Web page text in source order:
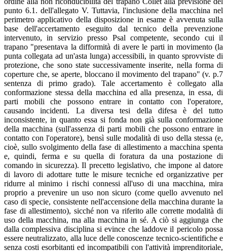
punto 6.1. dell'allegato V. Tuttavia, l'inclusione della macchina nel
perimetro applicativo della disposizione in esame è avvenuta sulla
base dell'accertamento eseguito dal tecnico della prevenzione
intervenuto, in servizio presso Psal competente, secondo cui il
trapano "presentava la difformità di avere le parti in movimento (la
punta collegata ad un'asta lunga) accessibili, in quanto sprovviste di
protezione, che sono state successivamente inserite, nella forma di
coperture che, se aperte, bloccano il movimento del trapano" (v. p.7
sentenza di primo grado). Tale accertamento è collegato alla
conformazione stessa della macchina ed alla presenza, in essa, di
parti mobili che possono entrare in contatto con l'operatore,
causando incidenti. La diversa tesi della difesa è del tutto
inconsistente, in quanto essa si fonda non già sulla conformazione
della macchina (sull'assenza di parti mobili che possono entrare in
contatto con l'operatore), bensì sulle modalità di uso della stessa (e,
cioè, sullo svolgimento della fase di allestimento a macchina spenta
e, quindi, ferma e su quella di foratura da una postazione di
comando in sicurezza). Il precetto legislativo, che impone al datore
di lavoro di adottare tutte le misure tecniche ed organizzative per
ridurre al minimo i rischi connessi all'uso di una macchina, mira
proprio a prevenire un uso non sicuro (come quello avvenuto nel
caso di specie, consistente nell'accensione della macchina durante la
fase di allestimento), sicché non va riferito alle corrette modalità di
uso della macchina, ma alla macchina in sé. A ciò si aggiunga che
dalla complessiva disciplina si evince che laddove il pericolo possa
essere neutralizzato, alla luce delle conoscenze tecnico-scientifiche e
senza costi esorbitanti ed incompatibili con l'attività imprenditoriale,